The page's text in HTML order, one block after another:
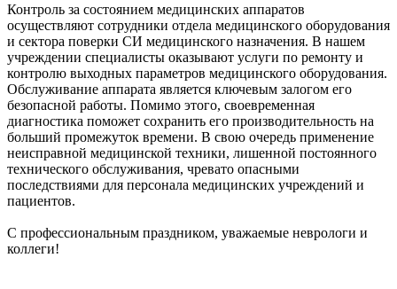
Контроль за состоянием медицинских аппаратов
осуществляют сотрудники отдела медицинского оборудования
и сектора поверки СИ медицинского назначения. В нашем
учреждении специалисты оказывают услуги по ремонту и
контролю выходных параметров медицинского оборудования.
Обслуживание аппарата является ключевым залогом его
безопасной работы. Помимо этого, своевременная
диагностика поможет сохранить его производительность на
больший промежуток времени. В свою очередь применение
неисправной медицинской техники, лишенной постоянного
технического обслуживания, чревато опасными
последствиями для персонала медицинских учреждений и
пациентов.
С профессиональным праздником, уважаемые неврологи и
коллеги!